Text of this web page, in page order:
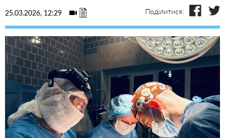
25.03.2026, 12:29 Поділитися: